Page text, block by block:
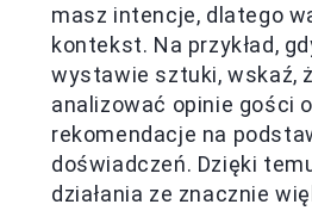
masz intencje, dlatego
kontekst. Na przykład,
wystawie sztuki, wskaź,
analizować opinie gości
rekomendacje na
doświadczeń. Dzięki
działania ze znacznie